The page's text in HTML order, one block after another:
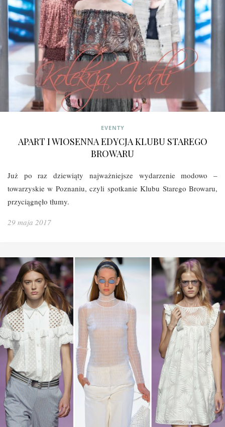
EVENTY
APART I WIOSENNA EDYCJA KLUBU STAREGO
BROWARU
Już po raz dziewiąty najważniejsze wydarzenie modowo –
towarzyskie w Poznaniu, czyli spotkanie Klubu Starego Browaru,
przyciągnęło tłumy.
29 maja 2017